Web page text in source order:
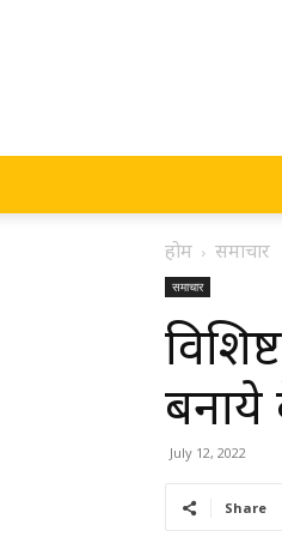
होम समाचार
समाचार
July 12, 2022
Share